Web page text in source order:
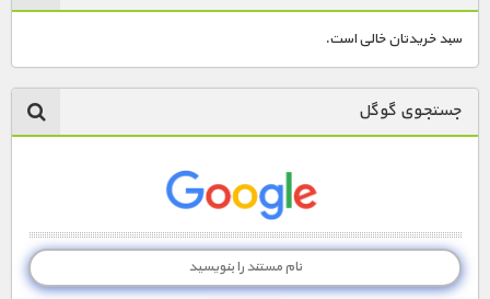
سبد خریدتان خالی است.
جستجوی گوگل